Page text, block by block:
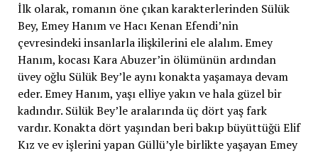
İlk olarak, romanın öne çıkan karakterlerinden Sülük
Bey, Emey Hanım ve Hacı Kenan Efendi’nin
çevresindeki insanlarla ilişkilerini ele alalım. Emey
Hanım, kocası Kara Abuzer’in ölümünün ardından
üvey oğlu Sülük Bey’le aynı konakta yaşamaya devam
eder. Emey Hanım, yaşı elliye yakın ve hala güzel bir
kadındır. Sülük Bey’le aralarında üç dört yaş fark
vardır. Konakta dört yaşından beri bakıp büyüttüğü Elif
Kız ve ev işlerini yapan Güllü’yle birlikte yaşayan Emey